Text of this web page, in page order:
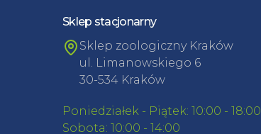
Sklep stacjonarny
Sklep zoologiczny Kraków
ul. Limanowskiego 6
30-534 Kraków
Poniedziałek - Piątek: 10:00 - 18:00
Sobota: 10:00 - 14:00